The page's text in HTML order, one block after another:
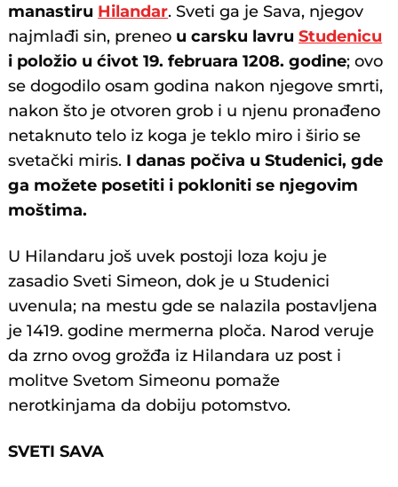
manastiru Hilandar. Sveti ga je Sava, njegov
najmlađi sin, preneo u carsku lavruStudenicu
i položio u ćivot 19. februara 1208. godine; ovo
se dogodilo osam godina nakon njegove smrti,
nakon što je otvoren grob i u njenu pronađeno
netaknuto telo iz koga je teklo miro i širio se
svetački miris. I danas počiva u Studenici, gde
ga možete posetiti i pokloniti se njegovim
moštima.
U Hilandaru još uvek postoji loza koju je
zasadio Sveti Simeon, dok je u Studenici
uvenula; na mestu gde se nalazila postavljena
je 1419. godine mermerna ploča. Narod veruje
da zrno ovog grožđa iz Hilandara uz post i
molitve Svetom Simeonu pomaže
nerotkinjama da dobiju potomstvo.
SVETI SAVA